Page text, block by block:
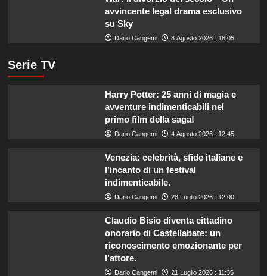
avvincente legal drama esclusivo
su Sky
Dario Cangemi 8 Agosto 2026 : 18:05
Serie TV
Harry Potter: 25 anni di magia e
avventure indimenticabili nel
primo film della saga!
Dario Cangemi 4 Agosto 2026 : 12:45
Venezia: celebrità, sfide italiane e
l’incanto di un festival
indimenticabile.
Dario Cangemi 28 Luglio 2026 : 12:00
Claudio Bisio diventa cittadino
onorario di Castellabate: un
riconoscimento emozionante per
l’attore.
Dario Cangemi 21 Luglio 2026 : 11:35